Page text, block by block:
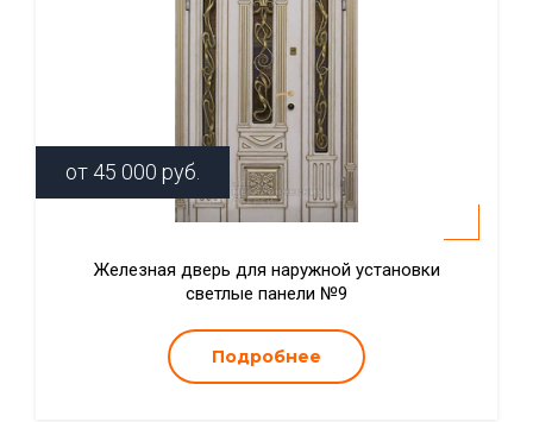
от 45 000 руб.
Железная дверь для наружной установки
светлые панели №9
Подробнее